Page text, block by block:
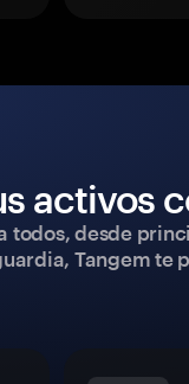
activos
todos, desde
Tangem